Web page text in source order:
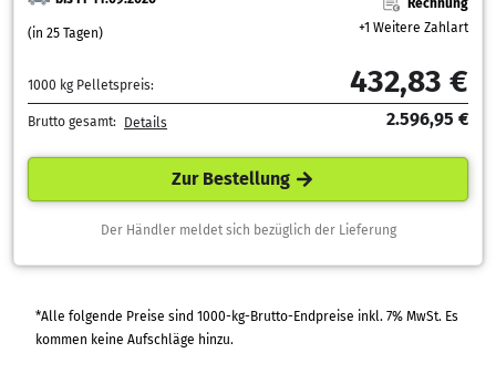
(in 25 Tagen)
Rechnung
+1 Weitere Zahlart
1000 kg Pelletspreis: 432,83 €
Brutto gesamt: Details 2.596,95 €
Zur Bestellung
Der Händler meldet sich bezüglich der Lieferung
*Alle folgende Preise sind 1000-kg-Brutto-Endpreise inkl. 7% MwSt. Es
kommen keine Aufschläge hinzu.